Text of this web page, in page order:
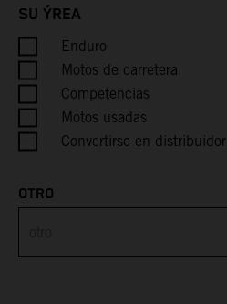
Bouvet Island
Brazil
British Indian Ocean Territory
SU ÝREA
Enduro
Motos de carretera
Competencias
Motos usadas
Convertirse en distribuidor
OTRO